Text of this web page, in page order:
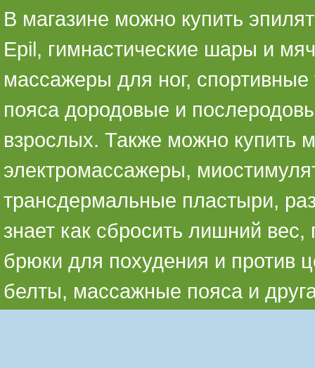
В магазине можно купить
Epil, гимнастические шары и
массажеры для ног,
пояса дородовые и
взрослых. Также можно купить
электромассажеры,
трансдермальные пластыри,
знает как сбросить лишний
брюки для похудения и против
белты, массажные пояса и